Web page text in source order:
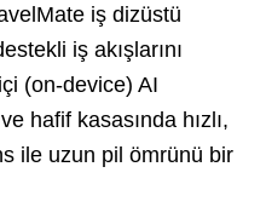
iş dizüstü
iş akışlarını
(on-device) AI
hafif kasasında hızlı,
ile uzun pil ömrünü bir